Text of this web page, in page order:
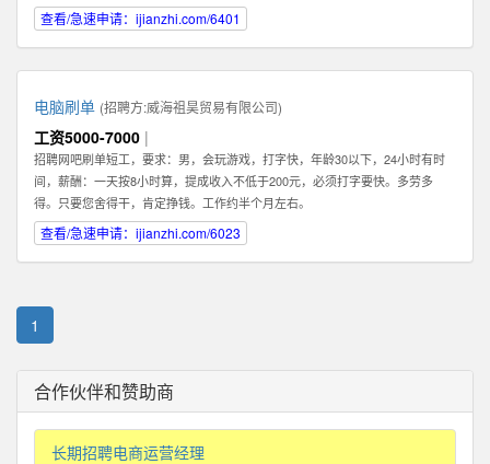
理软件。 可以在家办公，图片处理过程中需要有一定的想法和创新。 联系人：
肖女士 公司地址：龙岗中心城
查看/急速申请：ijianzhi.com/6401
电脑刷单 (招聘方:威海祖昊贸易有限公司)
工资5000-7000 |
招聘网吧刷单短工，要求：男，会玩游戏，打字快，年龄30以下，24小时有时
间，薪酬：一天按8小时算，提成收入不低于200元，必须打字要快。多劳多
得。只要您舍得干，肯定挣钱。工作约半个月左右。
查看/急速申请：ijianzhi.com/6023
1
合作伙伴和赞助商
长期招聘电商运营经理